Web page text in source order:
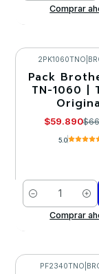
Comprar
-10%
2PK1060TNO
Pack
TN-1060 |
$59.890
5.0
Cantidad
Comprar
PF2340TNO